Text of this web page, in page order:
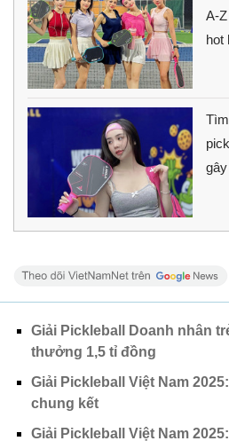
A-
hot
Giải Pickleball Doanh nhân
thưởng 1,5 tỉ đồng
Giải Pickleball Việt Nam
chung kết
Giải Pickleball Việt Nam